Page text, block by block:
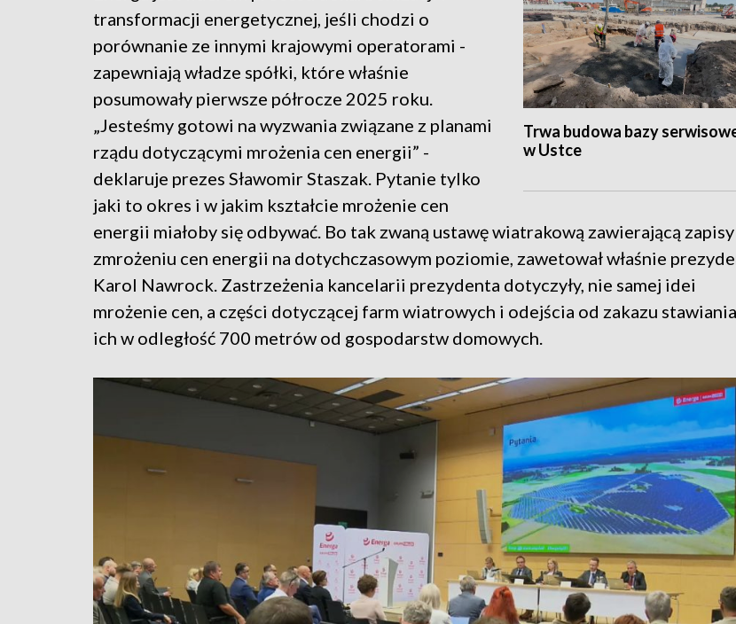
Trwa budowa bazy
w Ustce
transformacji energetycznej, jeśli chodzi o
porównanie ze innymi krajowymi operatorami -
zapewniają władze spółki, które właśnie
posumowały pierwsze półrocze 2025 roku.
„Jesteśmy gotowi na wyzwania związane z planami
rządu dotyczącymi mrożenia cen energii” -
deklaruje prezes Sławomir Staszak. Pytanie tylko
jaki to okres i w jakim kształcie mrożenie cen
energii miałoby się odbywać. Bo tak zwaną ustawę wiatrakową zawierającą
zmrożeniu cen energii na dotychczasowym poziomie, zawetował właśnie
Karol Nawrock. Zastrzeżenia kancelarii prezydenta dotyczyły, nie samej idei
mrożenie cen, a części dotyczącej farm wiatrowych i odejścia od zakazu stawiania
ich w odległość 700 metrów od gospodarstw domowych.